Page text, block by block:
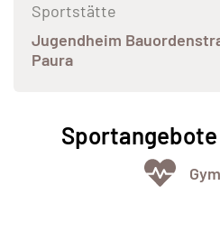
Sportstätte
Jugendheim
Paura